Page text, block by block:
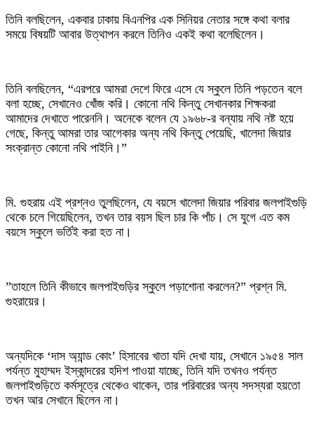
‎তিনি বলছিলেন, একবার ঢাকায় বিএনপির এক সিনিয়র নেতার সঙ্গে কথা বলার
সময়ে বিষয়টি আবার উত্থাপন করলে তিনিও একই কথা বলেছিলেন।
‎তিনি বলছিলেন, “এরপরে আমরা দেশে ফিরে এসে যে স্কুলে তিনি পড়তেন বলে
বলা হচ্ছে, সেখানেও খোঁজ করি। কোনো নথি কিন্তু সেখানকার শিক্ষকরা
আমাদের দেখাতে পারেননি। অনেকে বলেন যে ১৯৬৮-র বন্যায় নথি নষ্ট হয়ে
গেছে, কিন্তু আমরা তার আগেকার অন্য নথি কিন্তু পেয়েছি, খালেদা জিয়ার
সংক্রান্ত কোনো নথি পাইনি।”
‎মি. গুহরায় এই প্রশ্নও তুলছিলেন, যে বয়সে খালেদা জিয়ার পরিবার জলপাইগুড়ি
থেকে চলে গিয়েছিলেন, তখন তার বয়স ছিল চার কি পাঁচ। সে যুগে এত কম
বয়সে স্কুলে ভর্তিই করা হত না।
‎”তাহলে তিনি কীভাবে জলপাইগুড়ির স্কুলে পড়াশোনা করলেন?” প্রশ্ন মি.
গুহরায়ের।
‎অন্যদিকে ‘দাস অ্যান্ড কোং’ হিসাবের খাতা যদি দেখা যায়, সেখানে ১৯৫৪ সাল
পর্যন্ত মুহাম্মদ ইস্কান্দরের হদিশ পাওয়া যাচ্ছে, তিনি যদি তখনও পর্যন্ত
জলপাইগুড়িতে কর্মসূত্রে থেকেও থাকেন, তার পরিবারের অন্য সদস্যরা হয়তো
তখন আর সেখানে ছিলেন না।